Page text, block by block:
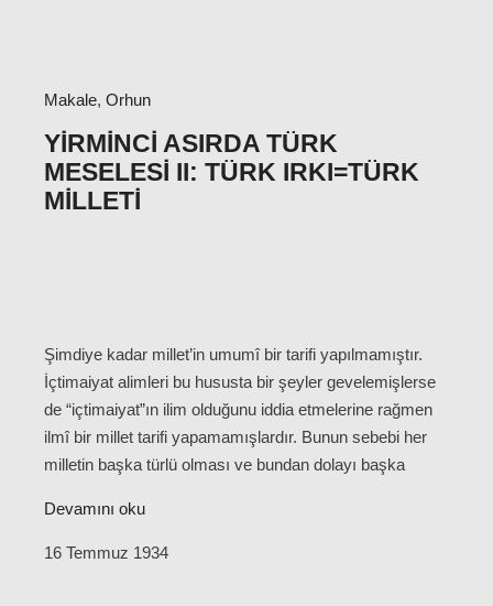
Makale, Orhun
YIRMINCI ASIRDA TÜRK
MESELESI II: TÜRK IRKI=TÜRK
MILLETI
Şimdiye kadar millet’in umumî bir tarifi yapılmamıştır.
İçtimaiyat alimleri bu hususta bir şeyler gevelemişlerse
de “içtimaiyat”ın ilim olduğunu iddia etmelerine rağmen
ilmî bir millet tarifi yapamamışlardır. Bunun sebebi her
milletin başka türlü olması ve bundan dolayı başka
Devamını oku
16 Temmuz 1934